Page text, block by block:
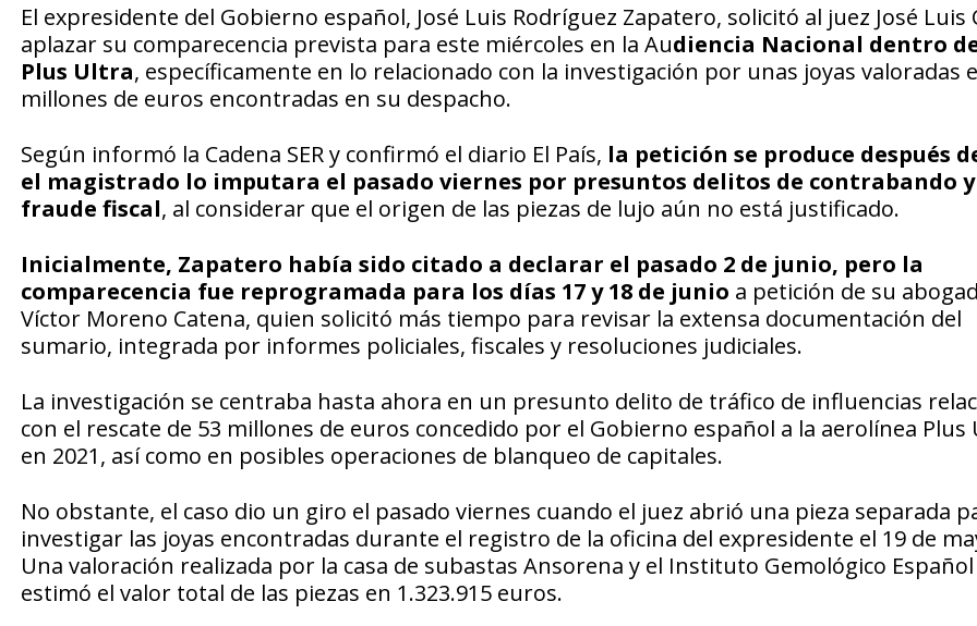
El expresidente del Gobierno español, José Luis Rodríguez Zapatero, solicitó al juez José Luis
aplazar su comparecencia prevista para este miércoles en la Audiencia Nacional dentro
Plus Ultra, específicamente en lo relacionado con la investigación por unas joyas valoradas
millones de euros encontradas en su despacho.
Según informó la Cadena SER y confirmó el diario El País, la petición se produce después
el magistrado lo imputara el pasado viernes por presuntos delitos de contrabando y
fraude fiscal, al considerar que el origen de las piezas de lujo aún no está justificado.
Inicialmente, Zapatero había sido citado a declarar el pasado 2 de junio, pero la
comparecencia fue reprogramada para los días 17 y 18 de junio a petición de su
Víctor Moreno Catena, quien solicitó más tiempo para revisar la extensa documentación del
sumario, integrada por informes policiales, fiscales y resoluciones judiciales.
La investigación se centraba hasta ahora en un presunto delito de tráfico de influencias
con el rescate de 53 millones de euros concedido por el Gobierno español a la aerolínea Plus
en 2021, así como en posibles operaciones de blanqueo de capitales.
No obstante, el caso dio un giro el pasado viernes cuando el juez abrió una pieza separada
investigar las joyas encontradas durante el registro de la oficina del expresidente el 19 de
Una valoración realizada por la casa de subastas Ansorena y el Instituto Gemológico Español
estimó el valor total de las piezas en 1.323.915 euros.